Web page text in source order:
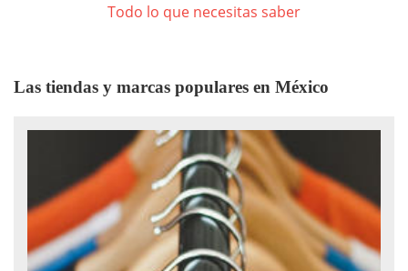
Todo lo que necesitas saber
Las tiendas y marcas populares en México